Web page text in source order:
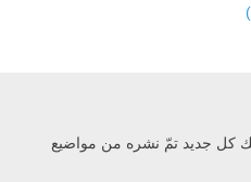
كل جديد تمّ نشره من مواضيع